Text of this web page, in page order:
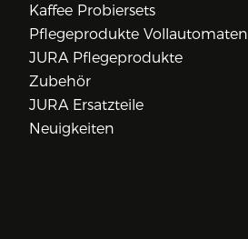
Kaffee Probiersets
Pflegeprodukte Vollautomaten
JURA Pflegeprodukte
Zubehör
JURA Ersatzteile
Neuigkeiten